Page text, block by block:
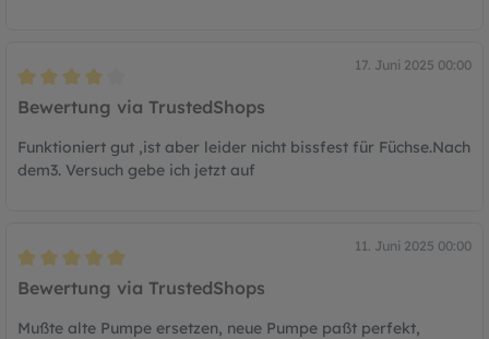
17. Juni 2025 00:00
Bewertung mit 4 von 5 Sternen
Bewertung via TrustedShops
Funktioniert gut ,ist aber leider nicht bissfest für Füchse.Nach
dem3. Versuch gebe ich jetzt auf
11. Juni 2025 00:00
Bewertung mit 5 von 5 Sternen
Bewertung via TrustedShops
Mußte alte Pumpe ersetzen, neue Pumpe paßt perfekt,